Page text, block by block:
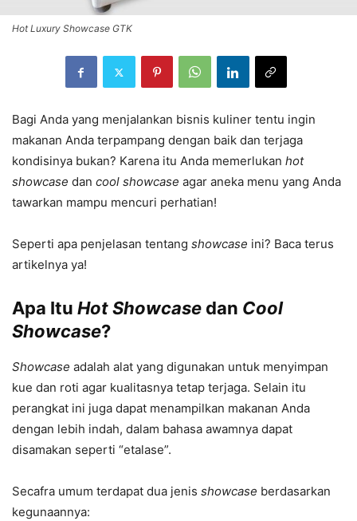
Hot Luxury Showcase GTK
Bagi Anda yang menjalankan bisnis kuliner tentu ingin
makanan Anda terpampang dengan baik dan terjaga
kondisinya bukan? Karena itu Anda memerlukan hot
showcase dan cool showcase agar aneka menu yang Anda
tawarkan mampu mencuri perhatian!
Seperti apa penjelasan tentang showcase ini? Baca terus
artikelnya ya!
Apa Itu Hot Showcase dan Cool
Showcase?
Showcase adalah alat yang digunakan untuk menyimpan
kue dan roti agar kualitasnya tetap terjaga. Selain itu
perangkat ini juga dapat menampilkan makanan Anda
dengan lebih indah, dalam bahasa awamnya dapat
disamakan seperti “etalase”.
Secafra umum terdapat dua jenis showcase berdasarkan
kegunaannya: